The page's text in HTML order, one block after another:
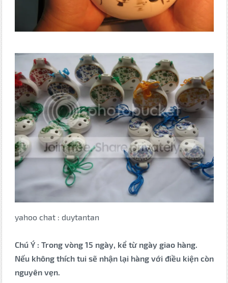
yahoo chat : duytantan
Chú Ý : Trong vòng 15 ngày, kể từ ngày giao hàng.
Nếu không thích tui sẽ nhận lại hàng với điều kiện còn
nguyên vẹn.